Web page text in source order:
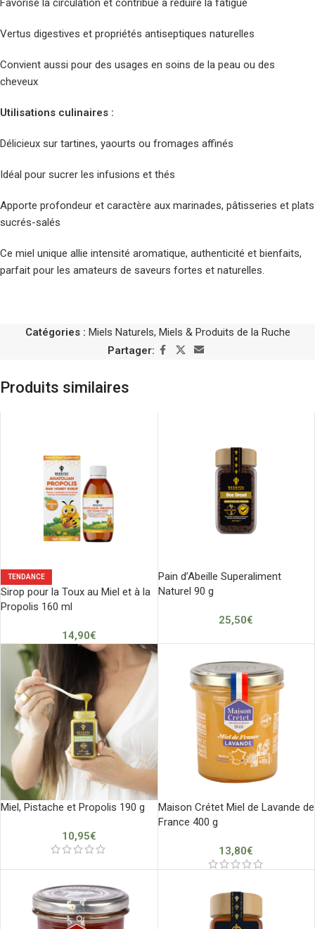
Favorise la circulation et contribue à réduire la fatigue
Vertus digestives et propriétés antiseptiques naturelles
Convient aussi pour des usages en soins de la peau ou des
cheveux
Utilisations culinaires :
Délicieux sur tartines, yaourts ou fromages affinés
Idéal pour sucrer les infusions et thés
Apporte profondeur et caractère aux marinades, pâtisseries et plats
sucrés-salés
Ce miel unique allie intensité aromatique, authenticité et bienfaits,
parfait pour les amateurs de saveurs fortes et naturelles.
Catégories : Miels Naturels, Miels & Produits de la Ruche
Partager:
Produits similaires
TENDANCE
Sirop pour la Toux au Miel et à la
Propolis 160 ml
14,90€
Pain d’Abeille Superaliment
Naturel 90 g
25,50€
Miel, Pistache et Propolis 190 g
10,95€
Maison Crétet Miel de Lavande de
France 400 g
13,80€